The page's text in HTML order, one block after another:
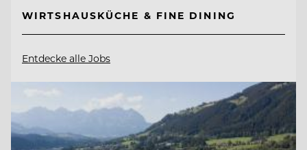
WIRTSHAUSKÜCHE & FINE DINING
Entdecke alle Jobs